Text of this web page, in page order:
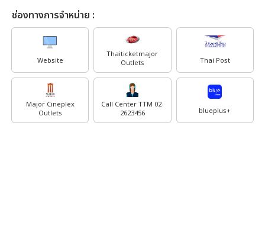
ช่องทางการจำหน่าย :
Website
Thaiticketmajor
Outlets
Thai Post
Major Cineplex
Outlets
Call Center TTM 02-
2623456
blueplus+